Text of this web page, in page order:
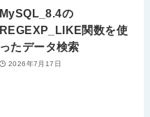
MySQL_8.4の
REGEXP_LIKE関数を使
ったデータ検索
2026年7月17日